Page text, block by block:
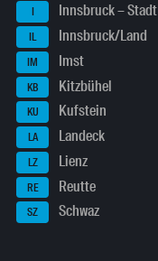
I Innsbruck – Stadt
IL Innsbruck/Land
IM Imst
KB Kitzbühel
KU Kufstein
LA Landeck
LZ Lienz
RE Reutte
SZ Schwaz